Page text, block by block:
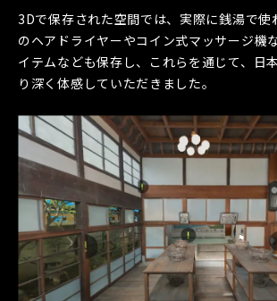
3Dで保存された空間では、実際に銭湯で使
のヘアドライヤーやコイン式マッサージ機
イテムなども保存し、これらを通じて、日
り深く体感していただきました。